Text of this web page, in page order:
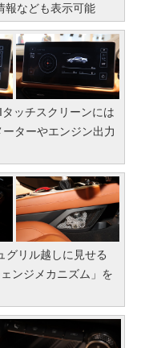
報なども表示可能
ッチスクリーンには
ターやエンジン出力
グリル越しに見せる
ンジメカニズム」を